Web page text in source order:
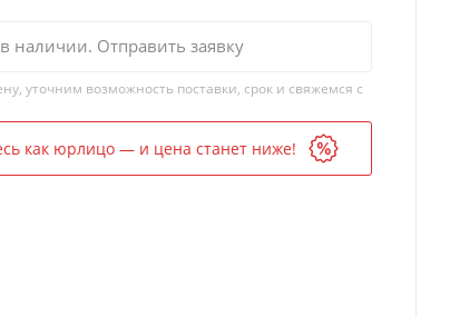
наличии. Отправить заявку
уточним возможность поставки, срок и свяжемся с
как юрлицо — и цена станет ниже!